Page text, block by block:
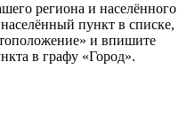
региона и населённого
пункт в списке,
и впишите
в графу «Город».